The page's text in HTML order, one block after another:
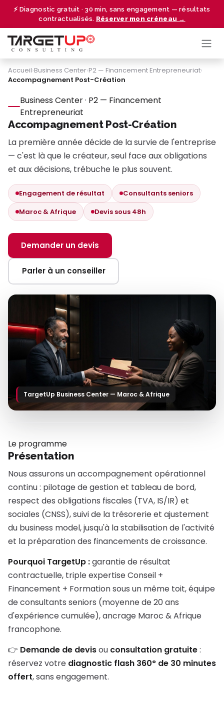
⚡ Diagnostic gratuit · 30 min, sans engagement — résultats
contractualisés. Réserver mon créneau →
Se rendre au contenu
Accueil›Business Center›P2 — Financement Entrepreneuriat›
Accompagnement Post-Création
Business Center · P2 — Financement
Entrepreneuriat
Accompagnement Post-Création
La première année décide de la survie de l'entreprise
— c'est là que le créateur, seul face aux obligations
et aux décisions, trébuche le plus souvent.
Engagement de résultat
Consultants seniors
Maroc & Afrique
Devis sous 48h
Demander un devis
Parler à un conseiller
TargetUp Business Center — Maroc & Afrique
Le programme
Présentation
Nous assurons un accompagnement opérationnel
continu : pilotage de gestion et tableau de bord,
respect des obligations fiscales (TVA, IS/IR) et
sociales (CNSS), suivi de la trésorerie et ajustement
du business model, jusqu'à la stabilisation de l'activité
et la préparation des financements de croissance.
Pourquoi TargetUp :garantie de résultat
contractuelle, triple expertise Conseil +
Financement + Formation sous un même toit, équipe
de consultants seniors (moyenne de 20 ans
d'expérience cumulée), ancrage Maroc & Afrique
francophone.
👉 Demande de devisou consultation gratuite:
réservez votre diagnostic flash 360° de 30 minutes
offert, sans engagement.